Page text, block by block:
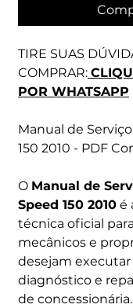
TIRE SUAS
COMPRAR:
POR WHATSAPP
Manual de
150 2010 - PDF
O Manual de
Speed 150 2010 é
técnica oficial
mecânicos e
desejam
diagnóstico e
de concessionária.